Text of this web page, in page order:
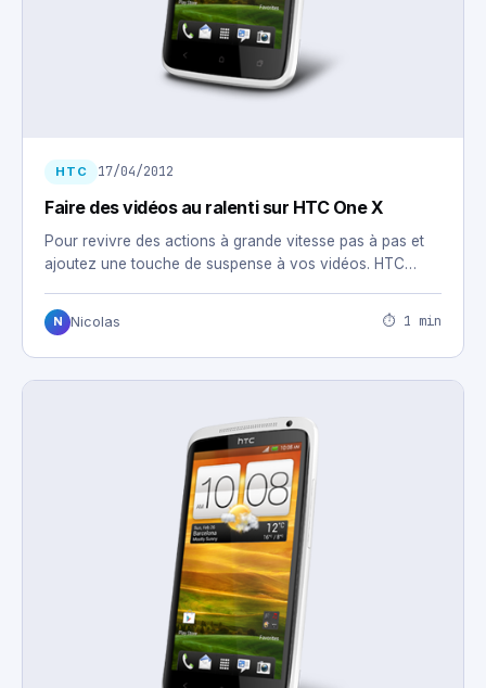
HTC 17/04/2012
Faire des vidéos au ralenti sur HTC One X
Pour revivre des actions à grande vitesse pas à pas et
ajoutez une touche de suspense à vos vidéos. HTC…
N Nicolas ⏱ 1 min